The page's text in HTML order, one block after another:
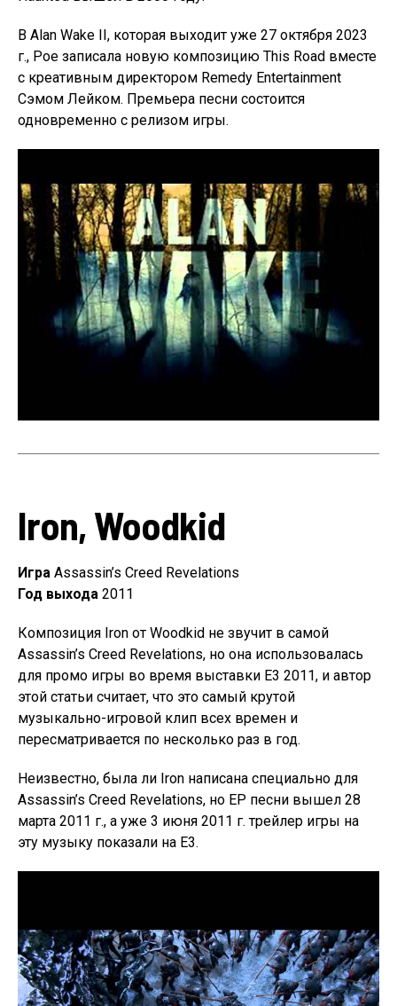
В Alan Wake II, которая выходит уже 27 октября 2023
г., Poe записала новую композицию This Road вместе
с креативным директором Remedy Entertainment
Сэмом Лейком. Премьера песни состоится
одновременно с релизом игры.
Iron, Woodkid
Игра Assassin’s Creed Revelations
Год выхода 2011
Композиция Iron от Woodkid не звучит в самой
Assassin’s Creed Revelations, но она использовалась
для промо игры во время выставки E3 2011, и автор
этой статьи считает, что это самый крутой
музыкально-игровой клип всех времен и
пересматривается по несколько раз в год.
Неизвестно, была ли Iron написана специально для
Assassin’s Creed Revelations, но EP песни вышел 28
марта 2011 г., а уже 3 июня 2011 г. трейлер игры на
эту музыку показали на E3.